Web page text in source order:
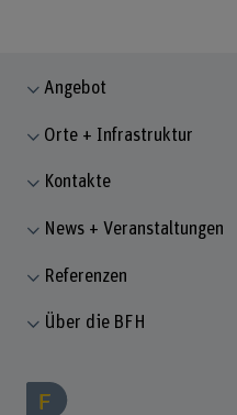
Angebot
Orte + Infrastruktur
Kontakte
News + Veranstaltungen
Referenzen
Über die BFH